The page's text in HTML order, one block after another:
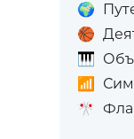
🌍
🏀
🎹
📶
🎌